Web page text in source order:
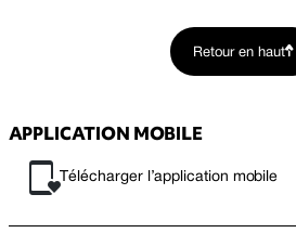
Retour en haut
APPLICATION MOBILE
Télécharger l’application mobile